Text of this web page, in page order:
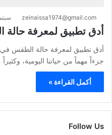
zeinaissa1974@gmail.com سبتمبر
أدق تطبيق لمعرفة حالة
أدق تطبيق لمعرفة حالة الطقس في
جزءاً مهماً من حياتنا اليومية،
أكمل القراءة »
Follow Us